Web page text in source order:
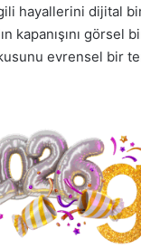
hayallerini dijital
kapanışını görsel
evrensel bir